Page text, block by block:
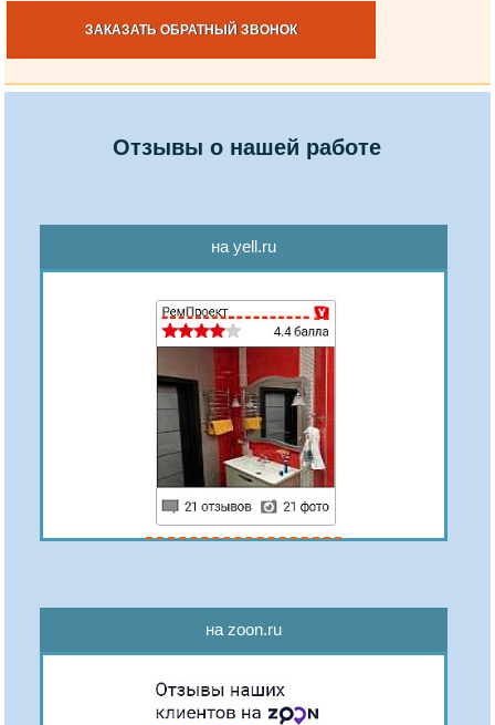
ЗАКАЗАТЬ ОБРАТНЫЙ ЗВОНОК
Отзывы о нашей работе
на yell.ru
на zoon.ru